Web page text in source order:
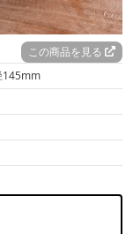
この商品を見る
145mm